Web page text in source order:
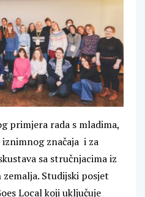
primjera rada s mladima,
značaja i za
sa stručnjacima iz
Studijski posjet
Local koji uključuje